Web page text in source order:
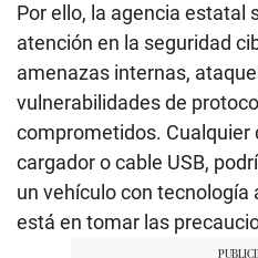
Por ello, la agencia estatal
atención en la seguridad
amenazas internas,
vulnerabilidades de
comprometidos. Cualquier
cargador o cable USB,
un vehículo con tecnología
está en tomar las